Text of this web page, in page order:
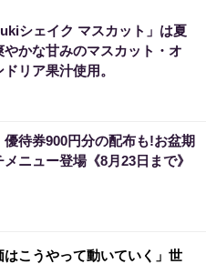
シェイク マスカット」は夏
かな甘みのマスカット・オ
リア果汁使用。
優待券900円分の配布も!お盆期
ニュー登場《8月23日まで》
はこうやって動いていく」世